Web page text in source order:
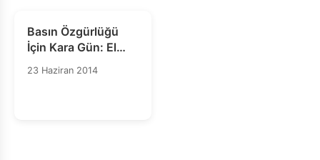
Basın Özgürlüğü
İçin Kara Gün: El
Cezire Gazetecileri
23 Haziran 2014